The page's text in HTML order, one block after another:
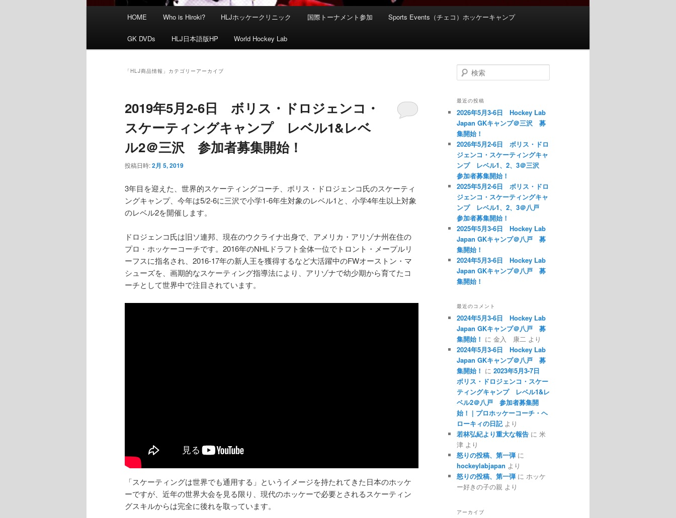
メ
HOME Who is Hiroki? HLJホッケークリニック 国際トーナメント参加 Sports Events（チェコ）ホッケーキャンプ
GK DVDs HLJ日本語版HP World Hockey Lab
「HLJ商品情報 」カテゴリーアーカイブ
2019年5月2-6日 ボリス・ドロジェンコ・
スケーティングキャンプ レベル1&レベ
ル2＠三沢 参加者募集開始！
投稿日時:2月 5, 2019
3年目を迎えた、世界的スケーティングコーチ、ボリス・ドロジェンコ氏のスケーティ
ングキャンプ、今年は5/2-6に三沢で小学1-6年生対象のレベル1と、小学4年生以上対象
のレベル2を開催します。
ドロジェンコ氏は旧ソ連邦、現在のウクライナ出身で、アメリカ・アリゾナ州在住の
プロ・ホッケーコーチです。2016年のNHLドラフト全体一位でトロント・メープルリ
ーフスに指名され、2016-17年の新人王を獲得するなど大活躍中のFWオーストン・マ
シューズを、画期的なスケーティング指導法により、アリゾナで幼少期から育てたコ
ーチとして世界中で注目されています。
「スケーティングは世界でも通用する」というイメージを持たれてきた日本のホッケ
ーですが、近年の世界大会を見る限り、現代のホッケーで必要とされるスケーティン
グスキルからは完全に後れを取っています。
検
索
最近の投稿
2026年5月3-6日 Hockey Lab
Japan GKキャンプ＠三沢 募
集開始！
2026年5月2-6日 ボリス・ドロ
ジェンコ・スケーティングキャ
ンプ レベル1、2、3＠三沢
参加者募集開始！
2025年5月2-6日 ボリス・ドロ
ジェンコ・スケーティングキャ
ンプ レベル1、2、3＠八戸
参加者募集開始！
2025年5月3-6日 Hockey Lab
Japan GKキャンプ＠八戸 募
集開始！
2024年5月3-6日 Hockey Lab
Japan GKキャンプ＠八戸 募
集開始！
最近のコメント
2024年5月3-6日 Hockey Lab
Japan GKキャンプ＠八戸 募
集開始！ に 金入 康二 より
2024年5月3-6日 Hockey Lab
Japan GKキャンプ＠八戸 募
集開始！ に 2023年5月3-7日
ボリス・ドロジェンコ・スケー
ティングキャンプ レベル1&レ
ベル2＠八戸 参加者募集開
始！ | プロホッケーコーチ・ヘ
ローキィの日記より
若林弘紀より重大な報告 に 米
津 より
怒りの投稿、第一弾 に
hockeylabjapan より
怒りの投稿、第一弾 に ホッケ
ー好きの子の親 より
アーカイブ